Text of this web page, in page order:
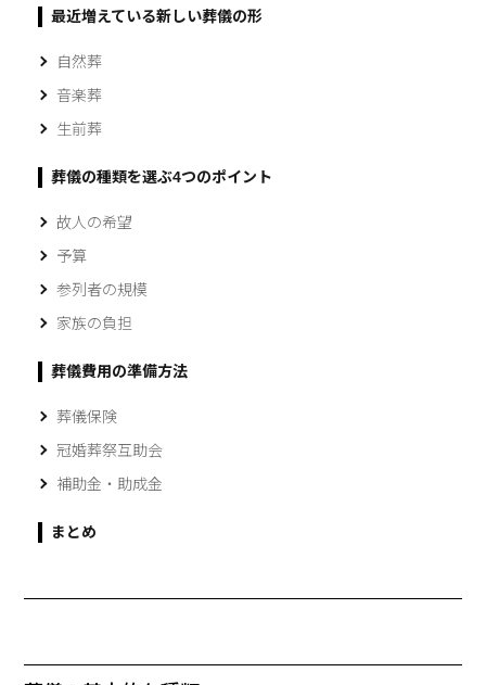
最近増えている新しい葬儀の形
自然葬
音楽葬
生前葬
葬儀の種類を選ぶ4つのポイント
故人の希望
予算
参列者の規模
家族の負担
葬儀費用の準備方法
葬儀保険
冠婚葬祭互助会
補助金・助成金
まとめ